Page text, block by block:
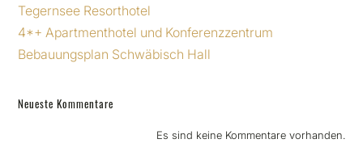
Tegernsee Resorthotel
4*+ Apartmenthotel und Konferenzzentrum
Bebauungsplan Schwäbisch Hall
Neueste Kommentare
Es sind keine Kommentare vorhanden.